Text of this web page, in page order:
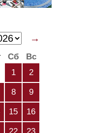
→
Сб
Вс
1
2
8 9
15 16
22 23